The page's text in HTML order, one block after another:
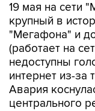
19 мая на сети
крупный в
"Мегафона" и
(работает на
недоступны
интернет из-за
Авария
центрального